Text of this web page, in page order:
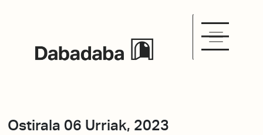
Ostirala 06 Urriak, 2023